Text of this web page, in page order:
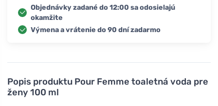
Popis produktu Pour Femme toaletná voda pre
ženy 100 ml
Objednávky zadané do 12:00 sa odosielajú
okamžite
Výmena a vrátenie do 90 dní zadarmo